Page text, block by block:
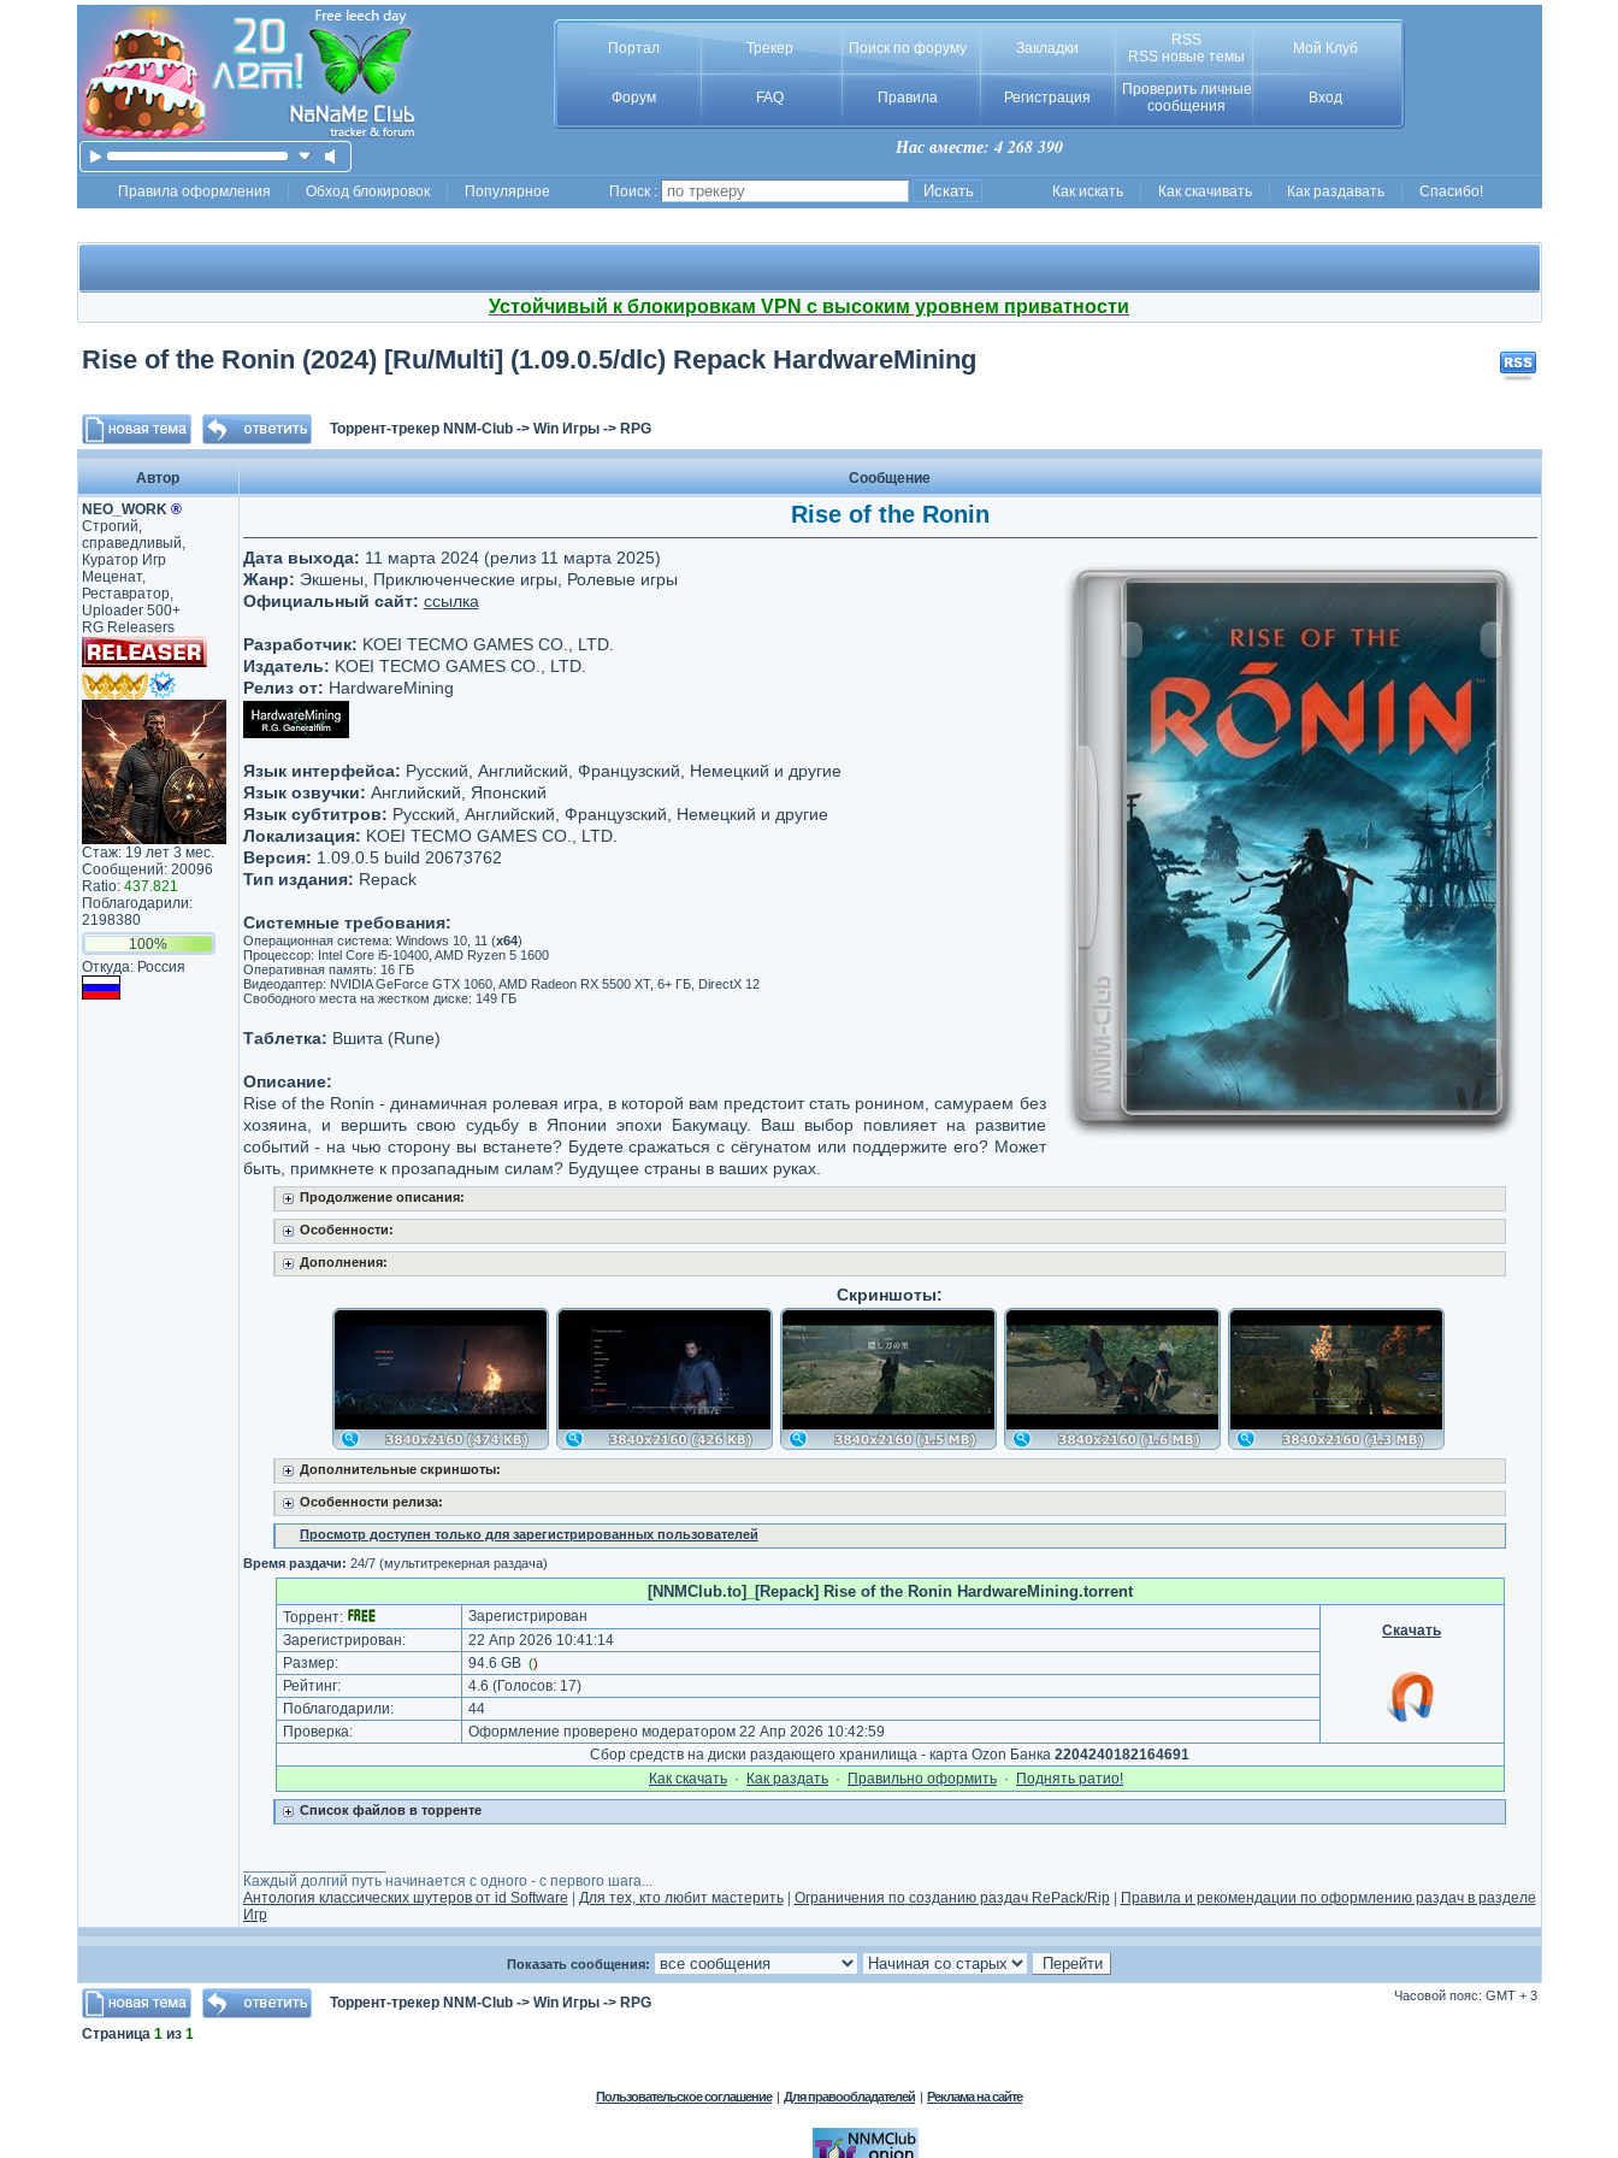
Портал Трекер Поиск по форуму Закладки
RSS
RSS новые темы
Мой Клуб
Форум FAQ Правила Регистрация
Проверить личные
сообщения
Вход
Нас вместе: 4 268 390
Правила оформления Обход блокировок Популярное Поиск : Как искать Как скачивать Как раздавать Спасибо!
Устойчивый к блокировкам VPN с высоким уровнем приватности
Rise of the Ronin (2024) [Ru/Multi] (1.09.0.5/dlc) Repack HardwareMining
Торрент-трекер NNM-Club-> Win Игры-> RPG
Автор
Сообщение
NEO_WORK ®
Строгий,
справедливый,
Куратор Игр
Меценат,
Реставратор,
Uploader 500+
RG Releasers
Стаж: 19 лет 3 мес.
Сообщений: 20096
Ratio: 437.821
Поблагодарили:
2198380
100%
Откуда: Россия
Rise of the Ronin
Дата выхода: 11 марта 2024 (релиз 11 марта 2025)
Жанр: Экшены, Приключенческие игры, Ролевые игры
Официальный сайт: ссылка
Разработчик: KOEI TECMO GAMES CO., LTD.
Издатель: KOEI TECMO GAMES CO., LTD.
Релиз от: HardwareMining
Язык интерфейса: Русский, Английский, Французский, Немецкий и другие
Язык озвучки: Английский, Японский
Язык субтитров: Русский, Английский, Французский, Немецкий и другие
Локализация: KOEI TECMO GAMES CO., LTD.
Версия: 1.09.0.5 build 20673762
Тип издания: Repack
Системные требования:
Операционная система: Windows 10, 11 (x64)
Процессор: Intel Core i5-10400, AMD Ryzen 5 1600
Оперативная память: 16 ГБ
Видеодаптер: NVIDIA GeForce GTX 1060, AMD Radeon RX 5500 XT, 6+ ГБ, DirectX 12
Свободного места на жестком диске: 149 ГБ
Таблетка: Вшита (Rune)
Описание:
Rise of the Ronin - динамичная ролевая игра, в которой вам предстоит стать ронином, самураем без
хозяина, и вершить свою судьбу в Японии эпохи Бакумацу. Ваш выбор повлияет на развитие
событий - на чью сторону вы встанете? Будете сражаться с сёгунатом или поддержите его? Может
быть, примкнете к прозападным силам? Будущее страны в ваших руках.
Продолжение описания:
Особенности:
Дополнения:
Скриншоты:
Дополнительные скриншоты:
Особенности релиза:
Просмотр доступен только для зарегистрированных пользователей
Время раздачи: 24/7 (мультитрекерная раздача)
[NNMClub.to]_[Repack] Rise of the Ronin HardwareMining.torrent
Торрент:
Зарегистрирован
Скачать
Зарегистрирован:
22 Апр 2026 10:41:14
Размер:
94.6 GB ()
Рейтинг: 4.6 (Голосов: 17)
Поблагодарили:
44
Проверка:
Оформление проверено модератором 22 Апр 2026 10:42:59
Сбор средств на диски раздающего хранилища - карта Ozon Банка 2204240182164691
Как cкачать · Как раздать · Правильно оформить · Поднять ратио!
Список файлов в торренте
Каждый долгий путь начинается с одного - с первого шага...
Антология классических шутеров от id Software
Для тех, кто любит мастерить| Ограничения по созданию раздач RePack/Rip|
Правила и рекомендации по оформлению раздач в разделе
Игр
Показать сообщения:
Торрент-трекер NNM-Club-> Win Игры-> RPG Часовой пояс: GMT + 3
Страница 1из 1
Пользовательское соглашение | Для правообладателей | Реклама на сайте